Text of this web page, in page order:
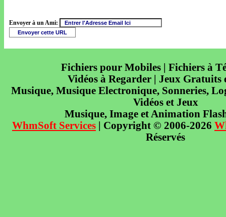
Envoyer à un Ami:
Fichiers pour Mobiles | Fichiers à
Vidéos à Regarder | Jeux Gratuits
Musique, Musique Electronique, Sonneries,
Vidéos et Jeux
Musique, Image et Animation
WhmSoft Services | Copyright © 2006-2026
Réservés